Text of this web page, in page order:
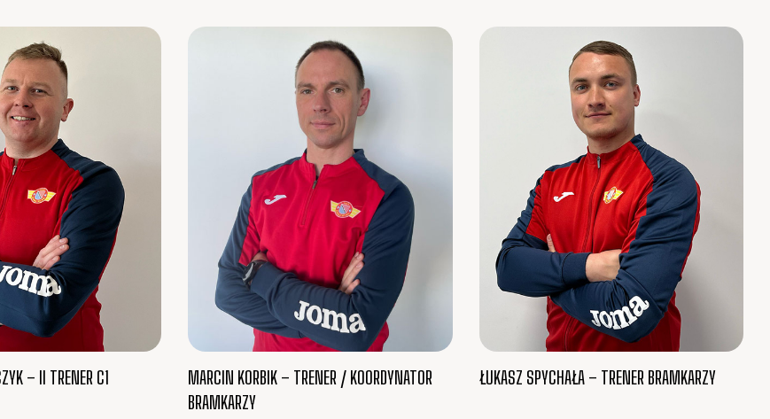
– II TRENER C1
MARCIN KORBIK – TRENER / KOORDYNATOR
BRAMKARZY
ŁUKASZ SPYCHAŁA – TRENER BRAMKARZY